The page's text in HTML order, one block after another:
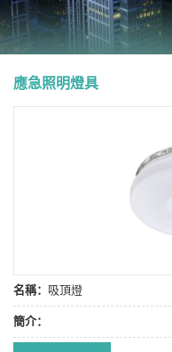
應急照明燈具
名稱： 吸頂燈
簡介：